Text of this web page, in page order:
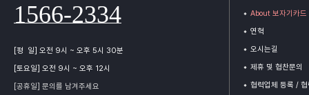
1566-2334
[평 일] 오전 9시 ~ 오후 5시 30분
[토요일] 오전 9시 ~ 오후 12시
[공휴일] 문의를 남겨주세요
About 보자기카드
연혁
오시는길
제휴 및 협찬문의
협력업체 등록 /